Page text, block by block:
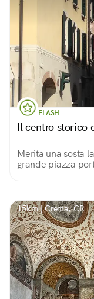
FLASH
Il centro storico
Merita una sosta
grande piazza
15km | Crema, CR